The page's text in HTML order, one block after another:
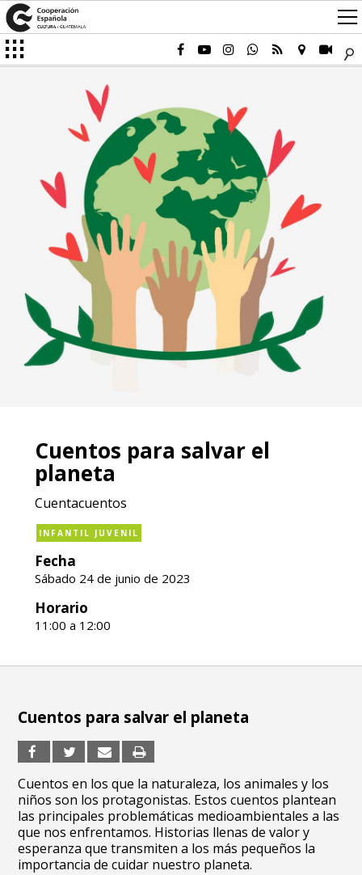
Cuentos para salvar el
planeta
Cuentacuentos
INFANTIL JUVENIL
Fecha
Sábado 24 de junio de 2023
Horario
11:00 a 12:00
Cuentos para salvar el planeta
Cuentos en los que la naturaleza, los animales y los
niños son los protagonistas. Estos cuentos plantean
las principales problemáticas medioambientales a las
que nos enfrentamos. Historias llenas de valor y
esperanza que transmiten a los más pequeños la
importancia de cuidar nuestro planeta.